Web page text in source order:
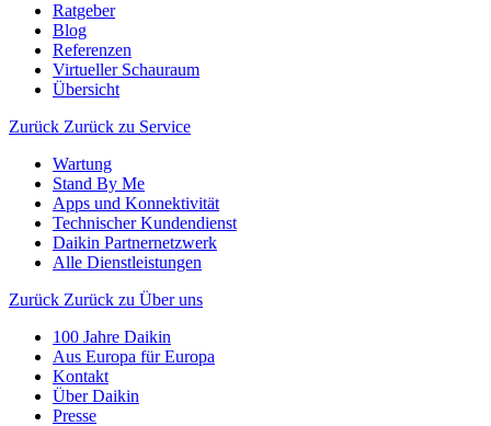
Ratgeber
Blog
Referenzen
Virtueller Schauraum
Übersicht
Zurück Zurück zu Service
Wartung
Stand By Me
Apps und Konnektivität
Technischer Kundendienst
Daikin Partnernetzwerk
Alle Dienstleistungen
Zurück Zurück zu Über uns
100 Jahre Daikin
Aus Europa für Europa
Kontakt
Über Daikin
Presse